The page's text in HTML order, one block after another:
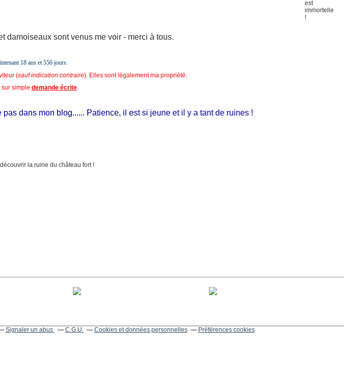
damoiseaux sont venus me voir - merci à tous.
18 ans et556 jours.
(sauf indication contraire). Elles sont légalement ma propriété.
simple demande écrite.
dans mon blog...... Patience, il est si jeune et il y a tant de ruines !
Signaler un abus C.G.U. Cookies et données personnelles Préférences cookies